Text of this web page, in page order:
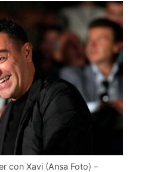
con Xavi (Ansa Foto) –